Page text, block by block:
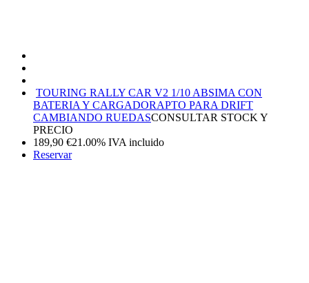
TOURING RALLY CAR V2 1/10 ABSIMA CON
BATERIA Y CARGADORAPTO PARA DRIFT
CAMBIANDO RUEDASCONSULTAR STOCK Y
PRECIO
189,90 €21.00% IVA incluido
Reservar